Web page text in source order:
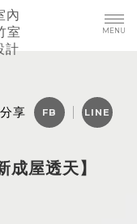
分享
成屋透天】